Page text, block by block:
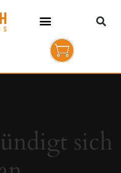
KONTAKT
sich